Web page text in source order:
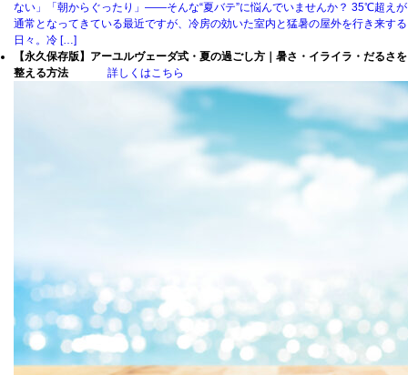
ない」「朝からぐったり」――そんな“夏バテ”に悩んでいませんか？ 35℃超えが
通常となってきている最近ですが、冷房の効いた室内と猛暑の屋外を行き来する
日々。冷 […]
【永久保存版】アーユルヴェーダ式・夏の過ごし方｜暑さ・イライラ・だるさを
整える方法
詳しくはこちら